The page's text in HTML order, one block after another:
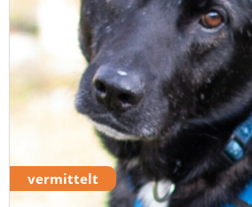
vermittelt